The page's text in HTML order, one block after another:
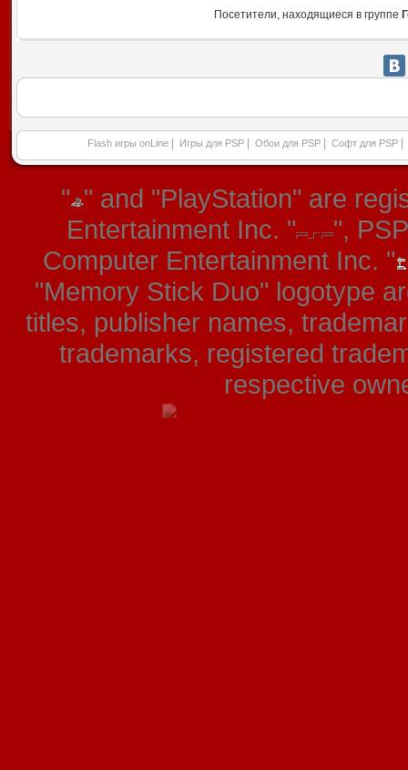
Посетители, находящиеся в группе
Flash игры onLine Игры для PSP Обои для PSP Софт для PSP
" " and "PlayStation" are
Entertainment Inc. "
",
Computer Entertainment Inc. "
"Memory Stick Duo" logotype
titles, publisher names,
trademarks, registered
respective